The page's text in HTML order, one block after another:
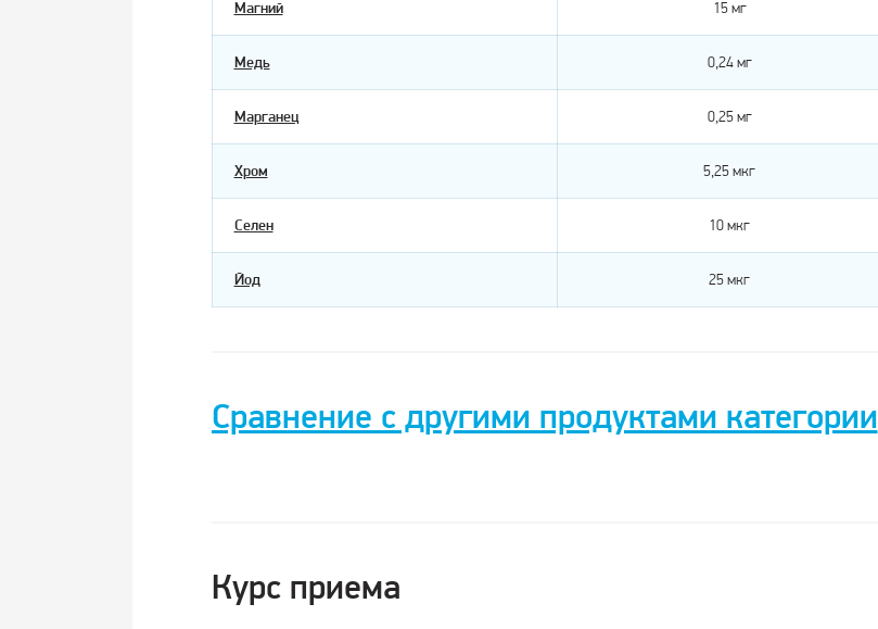
Магний 15 мг
Медь 0,24 мг
Марганец 0,25 мг
Хром 5,25 мкг
Селен 10 мкг
Йод 25 мкг
Сравнение с другими продуктами категории
Цинка
Курс приема